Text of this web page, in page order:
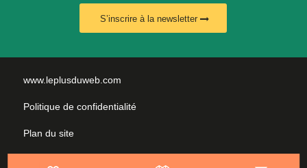
S’inscrire à la newsletter
www.leplusduweb.com
Politique de confidentialité
Plan du site